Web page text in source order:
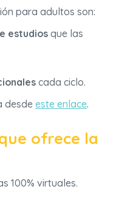
para adultos son:
estudios que las
cada ciclo.
desde este enlace.
ofrece la
100% virtuales.